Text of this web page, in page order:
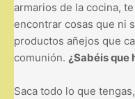
armarios de la cocina,
encontrar cosas que ni
productos añejos que
comunión. ¿Sabéis que
Saca todo lo que